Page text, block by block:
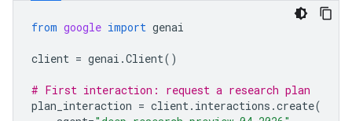
from google import genai
client = genai .Client()
# First interaction: request a research plan
plan_interaction = client. interactions .create(